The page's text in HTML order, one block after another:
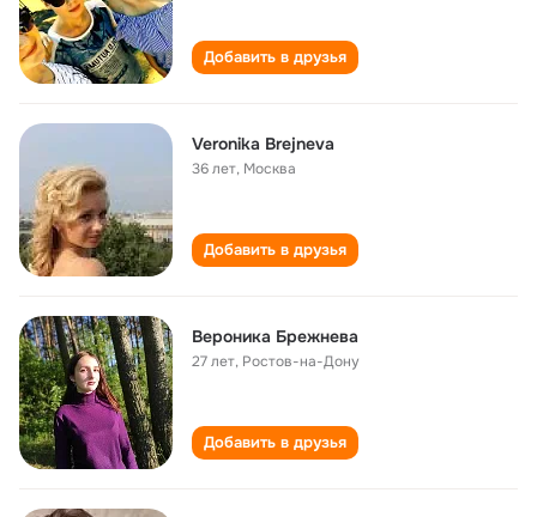
Добавить в друзья
Veronika Brejneva
36 лет, Москва
Добавить в друзья
Вероника Брежнева
27 лет, Ростов-на-Дону
Добавить в друзья